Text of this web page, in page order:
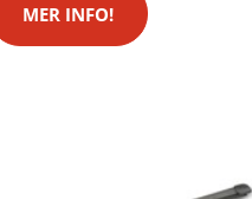
MER INFO!